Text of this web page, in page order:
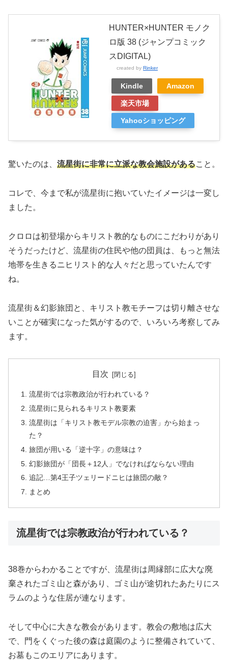
HUNTER×HUNTER モノク
ロ版 38 (ジャンプコミック
スDIGITAL)
created by Rinker
Kindle Amazon
楽天市場
Yahooショッピング
驚いたのは、 流星街に非常に立派な教会施設があること。
コレで、今まで私が流星街に抱いていたイメージは一変し
ました。
クロロは初登場からキリスト教的なものにこだわりがあり
そうだったけど、流星街の住民や他の団員は、もっと無法
地帯を生きるニヒリスト的な人々だと思っていたんです
ね。
流星街＆幻影旅団と、キリスト教モチーフは切り離させな
いことが確実になった気がするので、いろいろ考察してみ
ます。
目次
流星街では宗教政治が行われている？
流星街に見られるキリスト教要素
流星街は「キリスト教モデル宗教の迫害」から始まっ
た？
旅団が用いる「逆十字」の意味は？
幻影旅団が「団長＋12人」でなければならない理由
追記…第4王子ツェリードニヒは旅団の敵？
まとめ
流星街では宗教政治が行われている？
38巻からわかることですが、流星街は周縁部に広大な廃
棄されたゴミ山と森があり、ゴミ山が途切れたあたりにス
ラムのような住居が連なります。
そして中心に大きな教会があります。教会の敷地は広大
で、門をくぐった後の森は庭園のように整備されていて、
お墓もこのエリアにあります。